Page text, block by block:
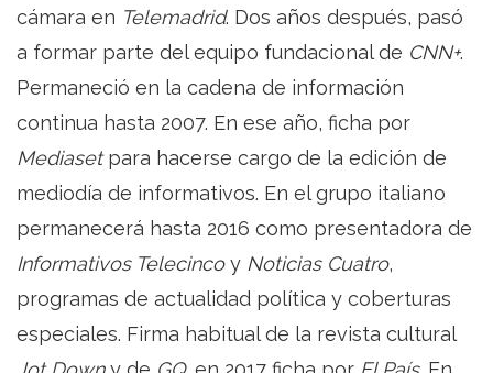
cámara en Telemadrid. Dos años después, pasó
a formar parte del equipo fundacional de CNN+.
Permaneció en la cadena de información
continua hasta 2007. En ese año, ficha por
Mediasetpara hacerse cargo de la edición de
mediodía de informativos. En el grupo italiano
permanecerá hasta 2016 como presentadora de
Informativos Telecincoy Noticias Cuatro,
programas de actualidad política y coberturas
especiales. Firma habitual de la revista cultural